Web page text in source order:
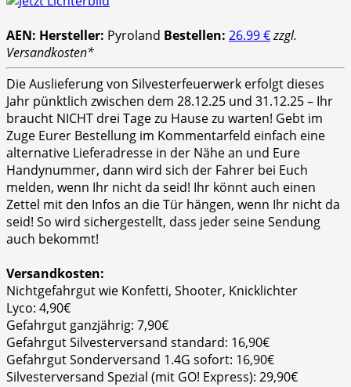
AEN: Hersteller: Pyroland Bestellen: 26.99 €zzgl.
Versandkosten*
Die Auslieferung von Silvesterfeuerwerk erfolgt dieses
Jahr pünktlich zwischen dem 28.12.25 und 31.12.25 – Ihr
braucht NICHT drei Tage zu Hause zu warten! Gebt im
Zuge Eurer Bestellung im Kommentarfeld einfach eine
alternative Lieferadresse in der Nähe an und Eure
Handynummer, dann wird sich der Fahrer bei Euch
melden, wenn Ihr nicht da seid! Ihr könnt auch einen
Zettel mit den Infos an die Tür hängen, wenn Ihr nicht da
seid! So wird sichergestellt, dass jeder seine Sendung
auch bekommt!
Versandkosten:
Nichtgefahrgut wie Konfetti, Shooter, Knicklichter
Lyco: 4,90€
Gefahrgut ganzjährig: 7,90€
Gefahrgut Silvesterversand standard: 16,90€
Gefahrgut Sonderversand 1.4G sofort: 16,90€
Silvesterversand Spezial (mit GO! Express): 29,90€